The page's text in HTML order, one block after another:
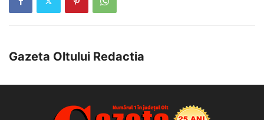
Gazeta Oltului Redactia